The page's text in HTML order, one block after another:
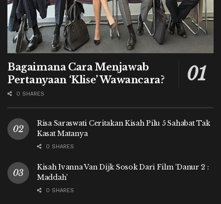
Bagaimana Cara Menjawab
Pertanyaan ‘Klise’ Wawancara?
0 SHARES
Risa Saraswati Ceritakan Kisah Pilu 5 Sahabat Tak
Kasat Matanya
0 SHARES
Kisah Ivanna Van Dijk Sosok Dari Film ‘Danur 2 :
Maddah’
0 SHARES